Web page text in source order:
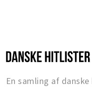
En samling af